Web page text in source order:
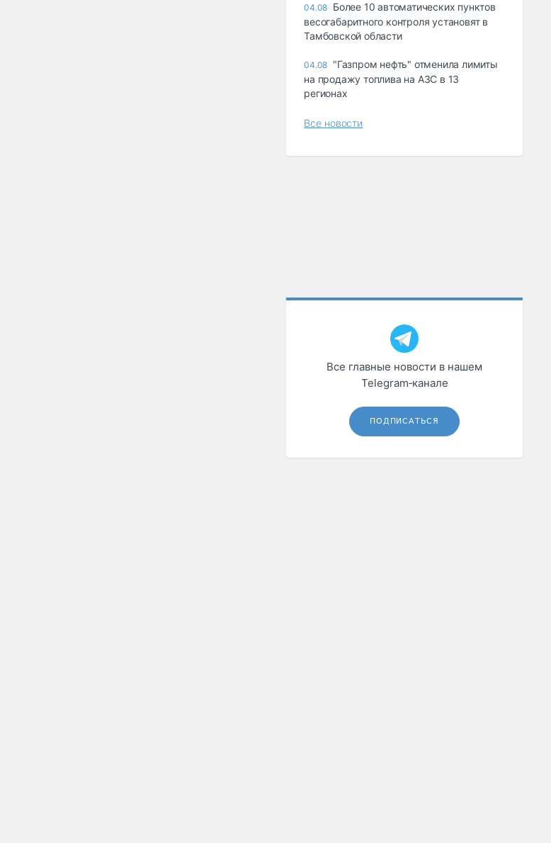
04.08 Более 10 автоматических пунктов
весогабаритного контроля установят в
Тамбовской области
04.08 "Газпром нефть" отменила лимиты
на продажу топлива на АЗС в 13
регионах
Все новости
Все главные новости в нашем
Telegram‑канале
ПОДПИСАТЬСЯ